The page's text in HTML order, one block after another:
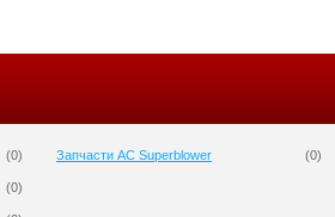
(0)
(0)
Запчасти AC Superblower (0)